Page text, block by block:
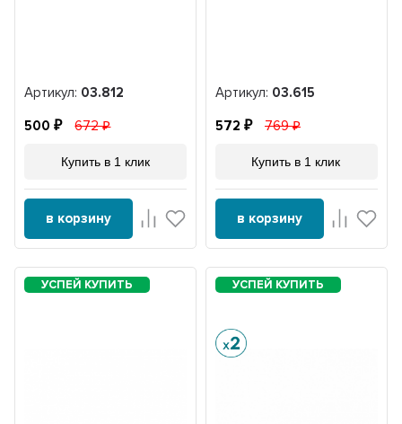
Артикул: 03.812
500 672
Купить в 1 клик
в корзину
Артикул: 03.615
572 769
Купить в 1 клик
в корзину